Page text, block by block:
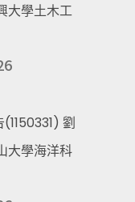
大學土木工
劉
大學海洋科